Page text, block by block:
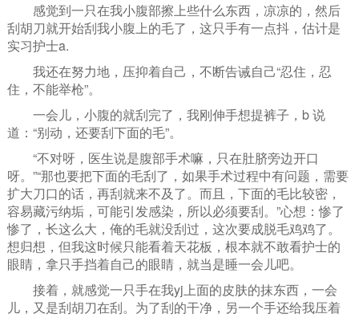
感觉到一只在我小腹部擦上些什么东西，凉凉的，然后
刮胡刀就开始刮我小腹上的毛了，这只手有一点抖，估计是
实习护士a.
我还在努力地，压抑着自己，不断告诫自己“忍住，忍
住，不能举枪”。
一会儿，小腹的就刮完了，我刚伸手想提裤子，b 说
道：“别动，还要刮下面的毛”。
“不对呀，医生说是腹部手术嘛，只在肚脐旁边开口
呀。”“那也要把下面的毛刮了，如果手术过程中有问题，需要
扩大刀口的话，再刮就来不及了。而且，下面的毛比较密，
容易藏污纳垢，可能引发感染，所以必须要刮。”心想：惨了
惨了，长这么大，俺的毛就没刮过，这次要成脱毛鸡鸡了。
想归想，但我这时候只能看着天花板，根本就不敢看护士的
眼睛，拿只手挡着自己的眼睛，就当是睡一会儿吧。
接着，就感觉一只手在我yj上面的皮肤的抹东西，一会
儿，又是刮胡刀在刮。为了刮的干净，另一个手还给我压着